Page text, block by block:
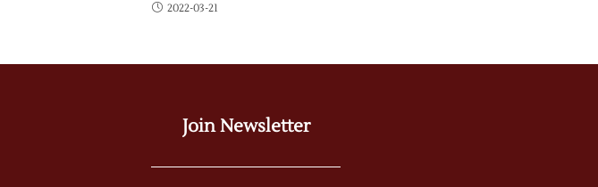
2022-03-21
Join Newsletter